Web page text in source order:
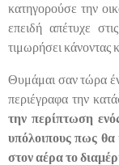
κατηγορούσε την
επειδή απέτυχε
τιμωρήσει κάνοντας
Θυμάμαι σαν τώρα
περιέγραφα την
την περίπτωση
υπόλοιπους πως θα
στον αέρα το